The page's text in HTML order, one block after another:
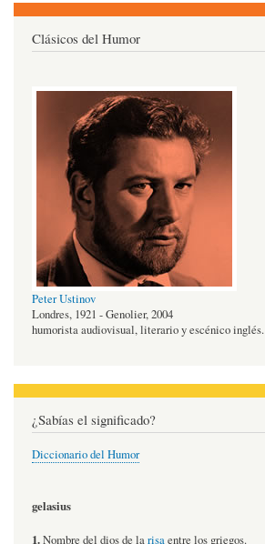
Clásicos del Humor
Peter Ustinov
Londres, 1921 - Genolier, 2004
humorista audiovisual, literario y escénico inglés.
¿Sabías el significado?
Diccionario del Humor
gelasius
1.Nombre del dios de larisaentre los griegos.